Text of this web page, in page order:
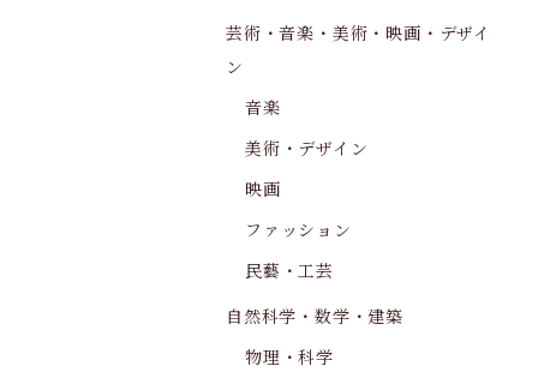
芸術・音楽・美術・映画・デザイ
ン
音楽
美術・デザイン
映画
ファッション
民藝・工芸
自然科学・数学・建築
物理・科学